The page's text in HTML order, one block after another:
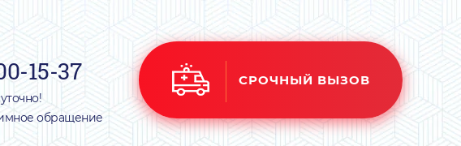
15-37
обращение
СРОЧНЫЙ ВЫЗОВ